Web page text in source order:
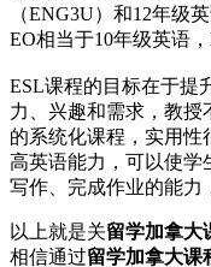
（ENG3U）和12年级
EO相当于10年级英语
ESL课程的目标在于提
力、兴趣和需求，教授
的系统化课程，实用性
高英语能力，可以使学
写作、完成作业的能力
以上就是关留学加拿大
相信通过留学加拿大课